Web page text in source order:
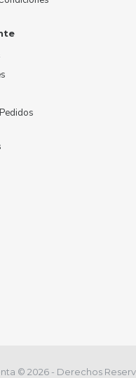
© 2026 - Derechos